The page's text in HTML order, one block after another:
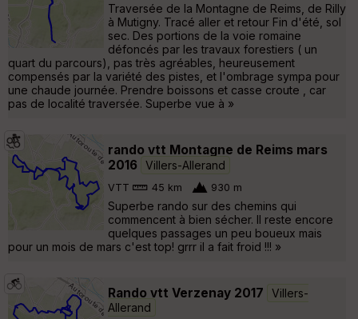
Traversée de la Montagne de Reims, de Rilly
à Mutigny. Tracé aller et retour Fin d'été, sol
sec. Des portions de la voie romaine
défoncés par les travaux forestiers ( un
quart du parcours), pas très agréables, heureusement
compensés par la variété des pistes, et l'ombrage sympa pour
une chaude journée. Prendre boissons et casse croute , car
pas de localité traversée. Superbe vue à »
rando vtt Montagne de Reims mars
2016
Villers-Allerand
VTT 45 km 930 m
Superbe rando sur des chemins qui
commencent à bien sécher. Il reste encore
quelques passages un peu boueux mais
pour un mois de mars c'est top! grrr il a fait froid !!! »
Rando vtt Verzenay 2017
Villers-
Allerand